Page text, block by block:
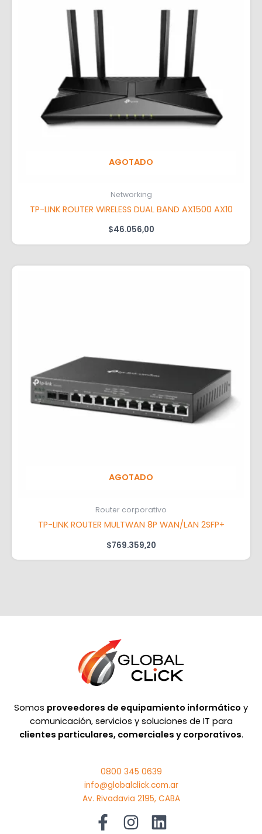
AGOTADO
Networking
TP-LINK ROUTER WIRELESS DUAL BAND AX1500 AX10
$46.056,00
AGOTADO
Router corporativo
TP-LINK ROUTER MULTWAN 8P WAN/LAN 2SFP+
$769.359,20
Somos proveedores de equipamiento informático y
comunicación, servicios y soluciones de IT para
clientes particulares, comerciales y corporativos.
0800 345 0639
info@globalclick.com.ar
Av. Rivadavia 2195, CABA